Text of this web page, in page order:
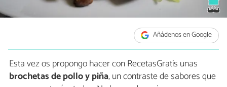
Añádenos en Google
Esta vez os propongo hacer con RecetasGratis unas
brochetas de pollo y piña, un contraste de sabores que